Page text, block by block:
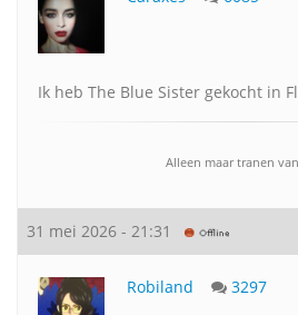
Ik heb The Blue Sister gekocht in
Alleen maar tranen
31 mei 2026 - 21:31
Robiland 3297